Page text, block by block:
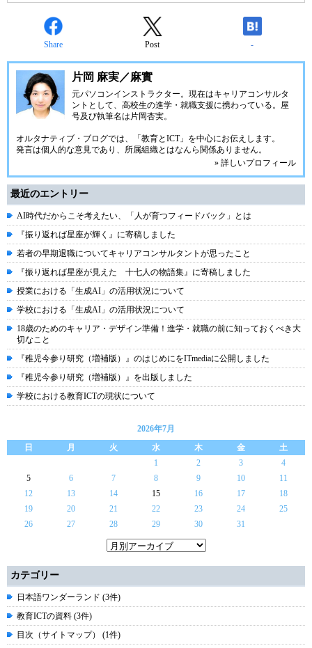
Share Post -
片岡 麻実／麻實
元パソコンインストラクター。現在はキャリアコンサルタ
ントとして、高校生の進学・就職支援に携わっている。屋
号及び執筆名は片岡杏実。
オルタナティブ・ブログでは、「教育とICT」を中心にお伝えします。
発言は個人的な意見であり、所属組織とはなんら関係ありません。
» 詳しいプロフィール
最近のエントリー
AI時代だからこそ考えたい、「人が育つフィードバック」とは
『振り返れば星座が輝く』に寄稿しました
若者の早期退職についてキャリアコンサルタントが思ったこと
『振り返れば星座が見えた 十七人の物語集』に寄稿しました
授業における「生成AI」の活用状況について
学校における「生成AI」の活用状況について
18歳のためのキャリア・デザイン準備！進学・就職の前に知っておくべき大
切なこと
『稚児今参り研究（増補版）』のはじめにをITmediaに公開しました
『稚児今参り研究（増補版）』を出版しました
学校における教育ICTの現状について
2026年7月
日
月 火 水 木 金
土
1
2 3
4
5
6 7 8 9 10
11
12
13 14 15 16 17
18
19
20 21 22 23 24
25
26
27 28 29 30 31
カテゴリー
日本語ワンダーランド (3件)
教育ICTの資料 (3件)
目次（サイトマップ） (1件)